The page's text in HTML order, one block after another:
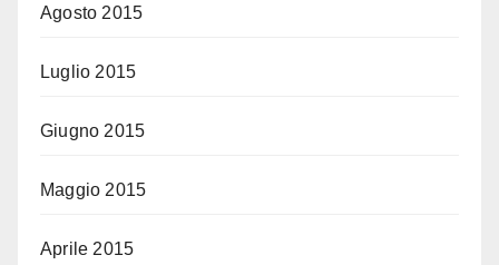
Agosto 2015
Luglio 2015
Giugno 2015
Maggio 2015
Aprile 2015